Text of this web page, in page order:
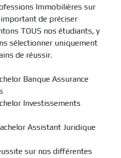
Immobilières sur
important de préciser
TOUS nos étudiants, y
sélectionner uniquement
de réussir.
Banque Assurance
Investissements
Assistant Juridique
sur nos différentes